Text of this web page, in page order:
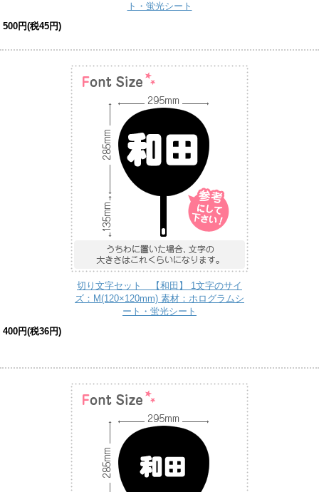
ト・蛍光シート
500円(税45円)
切り文字セット 【和田】 1文字のサイ
ズ：M(120×120mm) 素材：ホログラムシ
ート・蛍光シート
400円(税36円)